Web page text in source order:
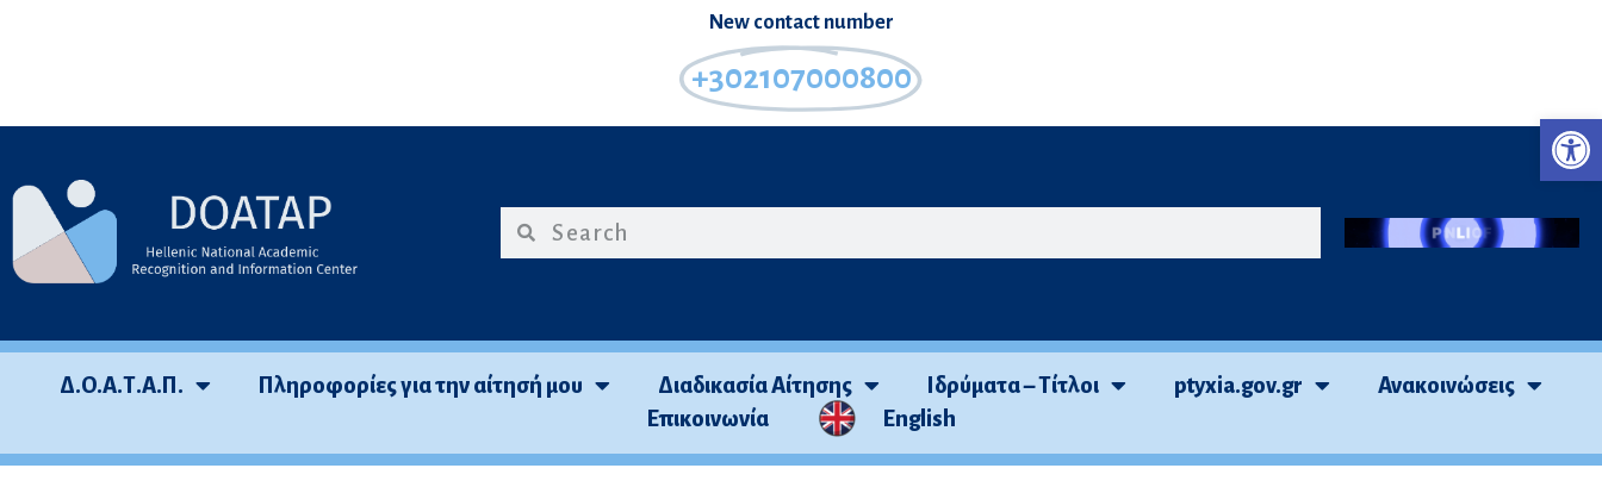
Νew contact number
+302107000800
Δ.Ο.Α.Τ.Α.Π. Πληροφορίες για την αίτησή μου Διαδικασία Αίτησης Ιδρύματα – Τίτλοι ptyxia.gov.gr
Ανακοινώσεις
Επικοινωνία
English